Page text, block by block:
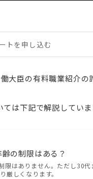
トを申し込む
大臣の有料職業紹介の
ては下記で解説してい
の制限はある？
限はありません。ただし30
厳しくなります。